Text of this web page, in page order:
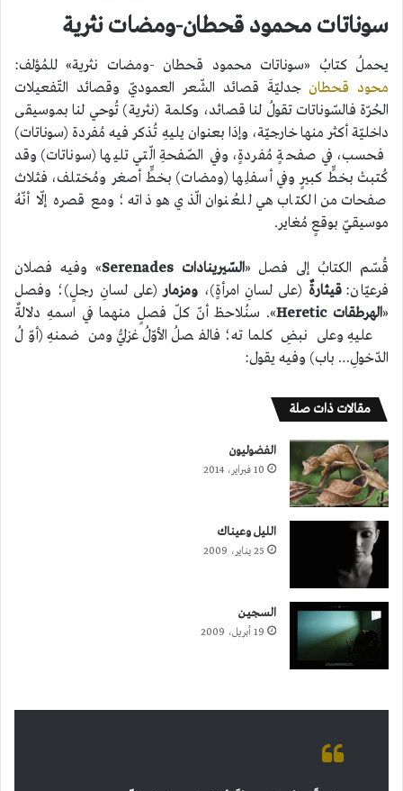
سوناتات محمود قحطان-ومضات نثرية
يحملُ كتابُ «سوناتات محمود قحطان -ومضات نثرية» للمُؤلف:
محود قحطان جدليّةَ قصائد الشّعر العموديّ وقصائد التّفعيلات
الحُرّة فالسّوناتات تقولُ لنا قصائد، وكلمة (نثرية) تُوحي لنا بموسيقى
داخليّة أكثر منها خارجيّة، وإذا بعنوان يليهِ تُذكر فيه مُفردة (سوناتات)
فحسب، في صفحةٍ مُفردةٍ، وفي الصّفحةِ الّتي تليها (سوناتات) وقد
كُتبتْ بخطٍّ كبيرٍ وفي أسفلِها (ومضات) بخطٍّ أصغر ومُختلف، فثلاث
صفحات من الكتاب هي للعُنوان الّذي هو ذاته؛ ومع قصره إلّا أنّهُ
موسيقيّ بوقعٍ مُغاير.
قُسّم الكتابُ إلى فصل «السّيرينادات Serenades» وفيه فصلان
فرعيّان:قيثارةٌ (على لسانِ امرأةٍ)، ومزمار(على لسانِ رجلٍ)؛ وفصل
«الهرطقات Heretic». سنُلاحظ أنّ كلّ فصلٍ منهما في اسمهِ دلالةٌ
عليهِ وعلى نبضِ كلماته؛ فالفصلُ الأوّلُ غزليُّ ومن ضمنهِ (أوّلُ
الدّخولِ… باب) وفيه يقول:
مقالات ذات صلة
الفضوليون
10 فبراير، 2014
الليل وعيناك
25 يناير، 2009
السجيـن
19 أبريل، 2009